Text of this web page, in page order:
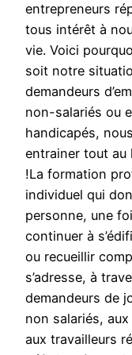
entrepreneurs
tous intérêt à
vie. Voici
soit notre
demandeurs
non-salariés ou
handicapés,
entrainer tout au
!La formation
individuel qui
personne, une
continuer à
ou recueillir
s’adresse, à
demandeurs de
non salariés,
aux travailleurs